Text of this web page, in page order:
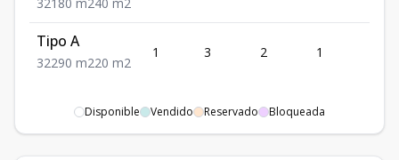
Tipo A
32290 m220 m2
1 3 2 1
Disponible Vendido Reservado Bloqueada